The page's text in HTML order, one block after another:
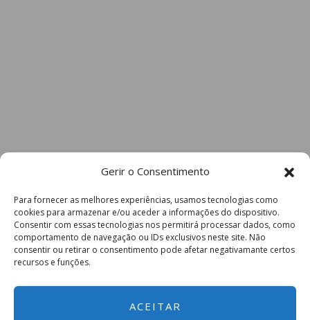
Gerir o Consentimento
Para fornecer as melhores experiências, usamos tecnologias como
cookies para armazenar e/ou aceder a informações do dispositivo.
Consentir com essas tecnologias nos permitirá processar dados, como
comportamento de navegação ou IDs exclusivos neste site. Não
consentir ou retirar o consentimento pode afetar negativamante certos
recursos e funções.
ACEITAR